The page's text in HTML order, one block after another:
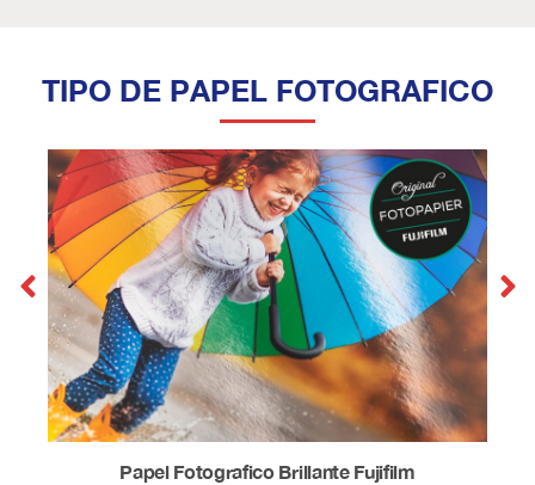
TIPO DE PAPEL FOTOGRAFICO
Papel Fotografico Mate Fujifilm
Papel Fotografico Brillante Fujifilm